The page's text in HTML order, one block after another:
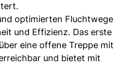
optimierten Fluchtwege
und Effizienz. Das erste
eine offene Treppe mit
und bietet mit